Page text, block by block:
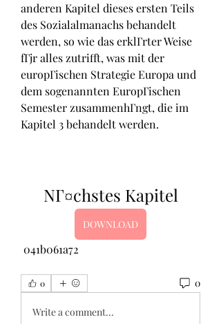
anderen Kapitel dieses ersten Teils
des Sozialalmanachs behandelt
werden, so wie das erklГrter Weise
fГјr alles zutrifft, was mit der
europГischen Strategie Europa und
dem sogenannten EuropГischen
Semester zusammenhГngt, die im
Kapitel 3 behandelt werden.
NГ¤chstes Kapitel
DOWNLOAD
041b061a72
0 0
Write a comment...